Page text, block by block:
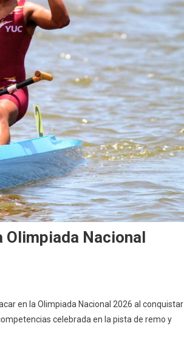
Olimpiada Nacional
en la Olimpiada Nacional 2026 al conquistar
celebrada en la pista de remo y